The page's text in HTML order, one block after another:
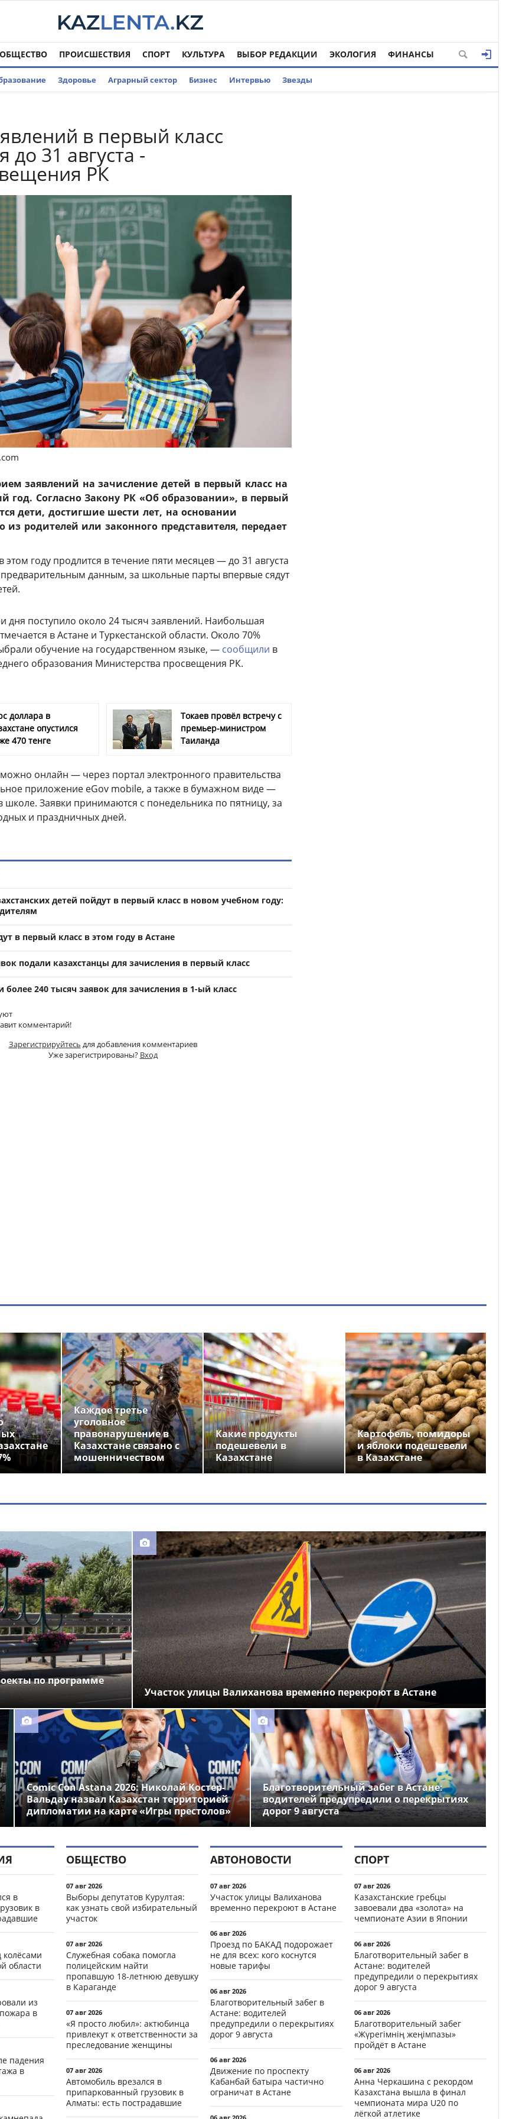
ОБЩЕСТВО ПРОИСШЕСТВИЯ СПОРТ КУЛЬТУРА ВЫБОР РЕДАКЦИИ ЭКОЛОГИЯ ФИНАНСЫ
Здоровье Аграрный сектор Бизнес Интервью Звезды
в первый класс
до 31 августа -
РК
заявлений на зачисление детей в первый класс на
год. Согласно Закону РК «Об образовании», в первый
дети, достигшие шести лет, на основании
из родителей или законного представителя, передает
году продлится в течение пяти месяцев — до 31 августа
данным, за школьные парты впервые сядут
дня поступило около 24 тысяч заявлений. Наибольшая
в Астане и Туркестанской области. Около 70%
обучение на государственном языке, — сообщили в
образования Министерства просвещения РК.
доллара в
опустился
470 тенге
Токаев провёл встречу с
премьер-министром
Таиланда
онлайн — через портал электронного правительства
приложение eGov mobile, а также в бумажном виде —
школе. Заявки принимаются с понедельника по пятницу, за
и праздничных дней.
детей пойдут в первый класс в новом учебном году:
в первый класс в этом году в Астане
подали казахстанцы для зачисления в первый класс
более 240 тысяч заявок для зачисления в 1-ый класс
комментарий!
Зарегистрируйтесь для добавления комментариев
Уже зарегистрированы? Вход
Каждое третье
уголовное
правонарушение в
Казахстане связано с
мошенничеством
Какие продукты
подешевели в
Казахстане
Картофель, помидоры
и яблоки подешевели
в Казахстане
по программе
Участок улицы Валиханова временно перекроют в Астане
Comic Con Astana 2026: Николай Костер-
Вальдау назвал Казахстан территорией
дипломатии на карте «Игры престолов»
Благотворительный забег в Астане:
водителей предупредили о перекрытиях
дорог 9 августа
в
в
области
из
в
падения
в
ОБЩЕСТВО
07 авг 2026
Выборы депутатов Курултая:
как узнать свой избирательный
участок
07 авг 2026
Служебная собака помогла
полицейским найти
пропавшую 18-летнюю девушку
в Караганде
07 авг 2026
«Я просто любил»: актюбинца
привлекут к ответственности за
преследование женщины
07 авг 2026
Автомобиль врезался в
припаркованный грузовик в
Алматы: есть пострадавшие
АВТОНОВОСТИ
07 авг 2026
Участок улицы Валиханова
временно перекроют в Астане
06 авг 2026
Проезд по БАКАД подорожает
не для всех: кого коснутся
новые тарифы
06 авг 2026
Благотворительный забег в
Астане: водителей
предупредили о перекрытиях
дорог 9 августа
06 авг 2026
Движение по проспекту
Кабанбай батыра частично
ограничат в Астане
СПОРТ
07 авг 2026
Казахстанские гребцы
завоевали два «золота» на
чемпионате Азии в Японии
06 авг 2026
Благотворительный забег в
Астане: водителей
предупредили о перекрытиях
дорог 9 августа
06 авг 2026
Благотворительный забег
«Жүрегімнің жеңімпазы»
пройдёт в Астане
06 авг 2026
Анна Черкашина с рекордом
Казахстана вышла в финал
чемпионата мира U20 по
лёгкой атлетике